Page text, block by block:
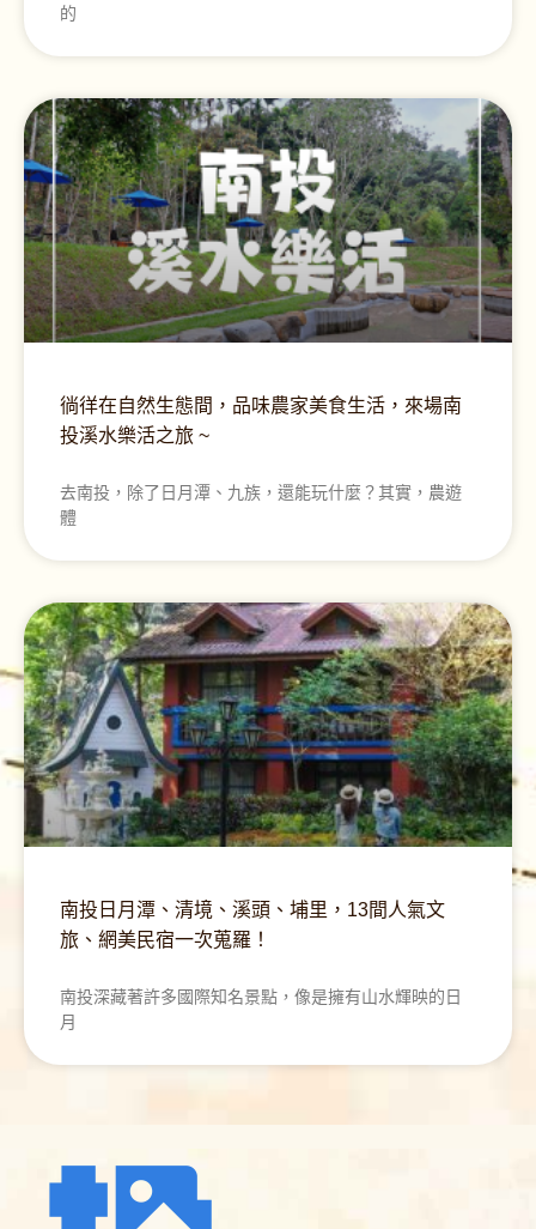
的
徜徉在自然生態間，品味農家美食生活，來場南
投溪水樂活之旅 ~
去南投，除了日月潭、九族，還能玩什麼？其實，農遊
體
南投日月潭、清境、溪頭、埔里，13間人氣文
旅、網美民宿一次蒐羅！
南投深藏著許多國際知名景點，像是擁有山水輝映的日
月